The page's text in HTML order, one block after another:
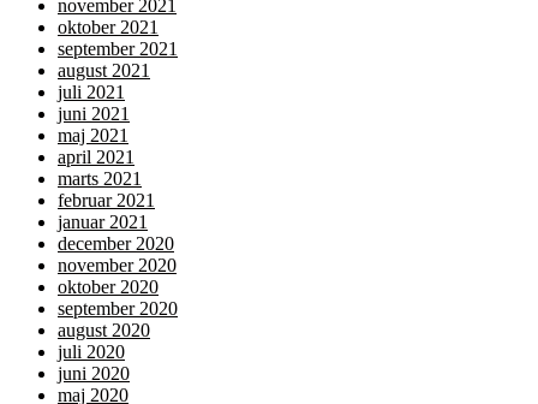
november 2021
oktober 2021
september 2021
august 2021
juli 2021
juni 2021
maj 2021
april 2021
marts 2021
februar 2021
januar 2021
december 2020
november 2020
oktober 2020
september 2020
august 2020
juli 2020
juni 2020
maj 2020